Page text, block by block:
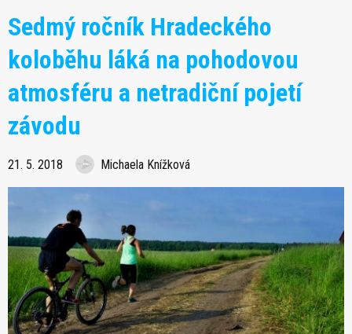
Sedmý ročník Hradeckého
koloběhu láká na pohodovou
atmosféru a netradiční pojetí
závodu
21. 5. 2018 Michaela Knížková